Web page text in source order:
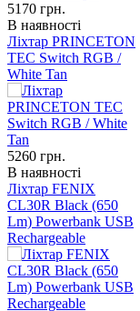
5170 грн.
В наявності
Ліхтар PRINCETON
TEC Switch RGB /
White Tan
5260 грн.
В наявності
Ліхтар FENIX
CL30R Black (650
Lm) Powerbank USB
Rechargeable